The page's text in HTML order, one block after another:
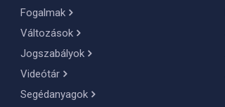
Fogalmak
Változások
Jogszabályok
Videótár
Segédanyagok